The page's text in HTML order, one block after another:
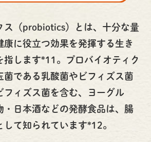
ス（probiotics）とは、十分な量
康に役立つ効果を発揮する生き
指します*11。プロバイオティク
菌である乳酸菌やビフィズス菌
フィズス菌を含む、ヨーグル
・日本酒などの発酵食品は、腸
て知られています*12。